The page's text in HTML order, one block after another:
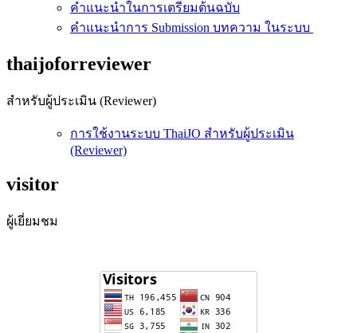
คำแนะนำในการเตรียมต้นฉบับ
คำแนะนำการ Submission บทความ ในระบบ
thaijoforreviewer
สำหรับผู้ประเมิน (Reviewer)
การใช้งานระบบ ThaiJO สำหรับผู้ประเมิน
(Reviewer)
visitor
ผู้เยี่ยมชม